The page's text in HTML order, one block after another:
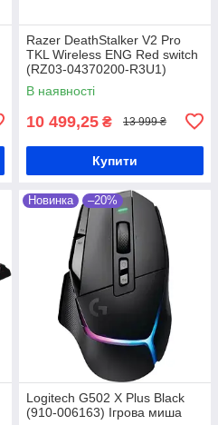
Razer DeathStalker V2 Pro
TKL Wireless ENG Red switch
(RZ03-04370200-R3U1)
Ігрова клавіатура
В наявності
10 499,25 ₴ 13 999 ₴
Купити
Новинка –20%
Logitech G502 X Plus Black
(910-006163) Ігрова миша